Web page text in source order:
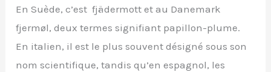
En Suède, c’est fjädermott et au Danemark
fjermøl, deux termes signifiant papillon-plume.
En italien, il est le plus souvent désigné sous son
nom scientifique, tandis qu’en espagnol, les